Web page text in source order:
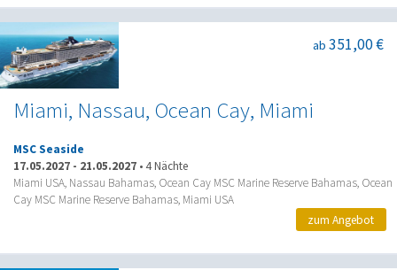
Miami, Nassau, Ocean Cay, Miami
ab 351,00 €
MSC Seaside
17.05.2027 - 21.05.2027 •4 Nächte
Miami USA, Nassau Bahamas, Ocean Cay MSC Marine Reserve Bahamas, Ocean
Cay MSC Marine Reserve Bahamas, Miami USA
zum Angebot